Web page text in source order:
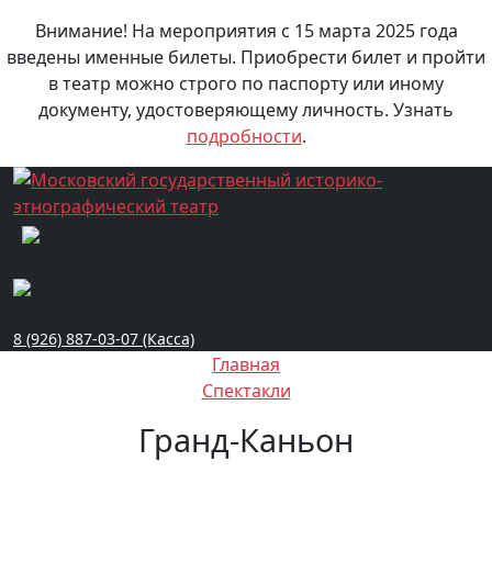
Внимание! На мероприятия с 15 марта 2025 года
введены именные билеты. Приобрести билет и пройти
в театр можно строго по паспорту или иному
документу, удостоверяющему личность. Узнать
подробности.
8 (926) 887-03-07 (Касса)
Гранд-Каньон
Главная
Спектакли